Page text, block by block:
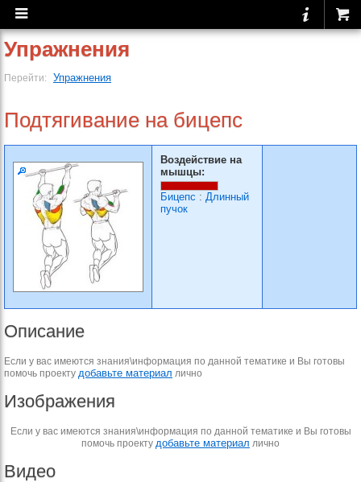
Упражнения
Перейти: Упражнения
Подтягивание на бицепс
Воздействие на
мышцы:
Бицепс : Длинный
пучок
Описание
Если у вас имеются знания\информация по данной тематике и Вы готовы
помочь проекту добавьте материал лично
Изображения
Если у вас имеются знания\информация по данной тематике и Вы готовы
помочь проекту добавьте материал лично
Видео